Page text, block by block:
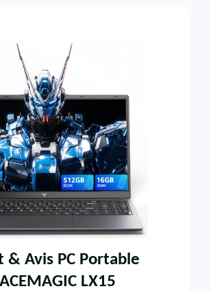
& Avis PC Portable
ACEMAGIC LX15